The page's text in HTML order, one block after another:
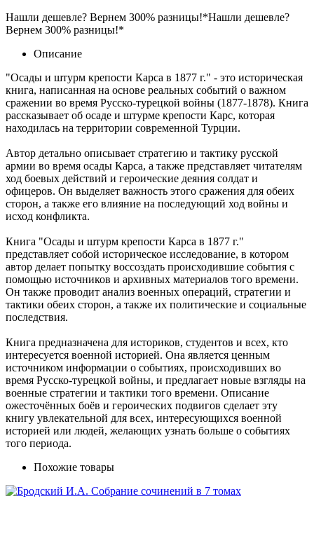
Нашли дешевле? Вернем 300% разницы!*Нашли дешевле?
Вернем 300% разницы!*
Описание
"Осады и штурм крепости Карса в 1877 г." - это историческая
книга, написанная на основе реальных событий о важном
сражении во время Русско-турецкой войны (1877-1878). Книга
рассказывает об осаде и штурме крепости Карс, которая
находилась на территории современной Турции.
Автор детально описывает стратегию и тактику русской
армии во время осады Карса, а также представляет читателям
ход боевых действий и героические деяния солдат и
офицеров. Он выделяет важность этого сражения для обеих
сторон, а также его влияние на последующий ход войны и
исход конфликта.
Книга "Осады и штурм крепости Карса в 1877 г."
представляет собой историческое исследование, в котором
автор делает попытку воссоздать происходившие события с
помощью источников и архивных материалов того времени.
Он также проводит анализ военных операций, стратегии и
тактики обеих сторон, а также их политические и социальные
последствия.
Книга предназначена для историков, студентов и всех, кто
интересуется военной историей. Она является ценным
источником информации о событиях, происходивших во
время Русско-турецкой войны, и предлагает новые взгляды на
военные стратегии и тактики того времени. Описание
ожесточённых боёв и героических подвигов сделает эту
книгу увлекательной для всех, интересующихся военной
историей или людей, желающих узнать больше о событиях
того периода.
Похожие товары